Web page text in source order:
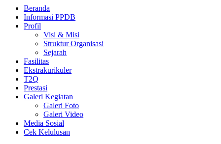
Beranda
Informasi PPDB
Profil
Visi & Misi
Struktur Organisasi
Sejarah
Fasilitas
Ekstrakurikuler
T2Q
Prestasi
Galeri Kegiatan
Galeri Foto
Galeri Video
Media Sosial
Cek Kelulusan